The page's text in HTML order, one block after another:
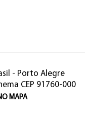
- Porto Alegre
CEP 91760-000
MAPA